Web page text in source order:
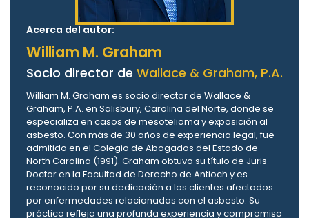
Acerca del autor:
William M. Graham
Socio director de Wallace & Graham, P.A.
William M. Graham es socio director de Wallace &
Graham, P.A. en Salisbury, Carolina del Norte, donde se
especializa en casos de mesotelioma y exposición al
asbesto. Con más de 30 años de experiencia legal, fue
admitido en el Colegio de Abogados del Estado de
North Carolina (1991). Graham obtuvo su título de Juris
Doctor en la Facultad de Derecho de Antioch y es
reconocido por su dedicación a los clientes afectados
por enfermedades relacionadas con el asbesto. Su
práctica refleja una profunda experiencia y compromiso